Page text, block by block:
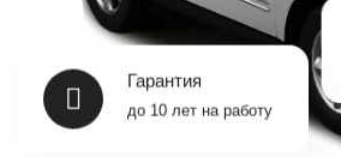
Гарантия
до 10 лет на работу